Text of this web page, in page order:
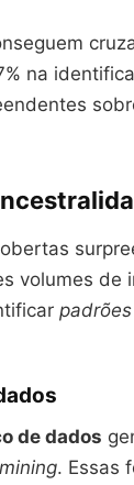
na
volumes de
padrões
de dados
. Essas